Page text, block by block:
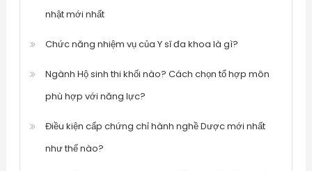
nhật mới nhất
Chức năng nhiệm vụ của Y sĩ đa khoa là gì?
Ngành Hộ sinh thi khối nào? Cách chọn tổ hợp môn
phù hợp với năng lực?
Điều kiện cấp chứng chỉ hành nghề Dược mới nhất
như thế nào?